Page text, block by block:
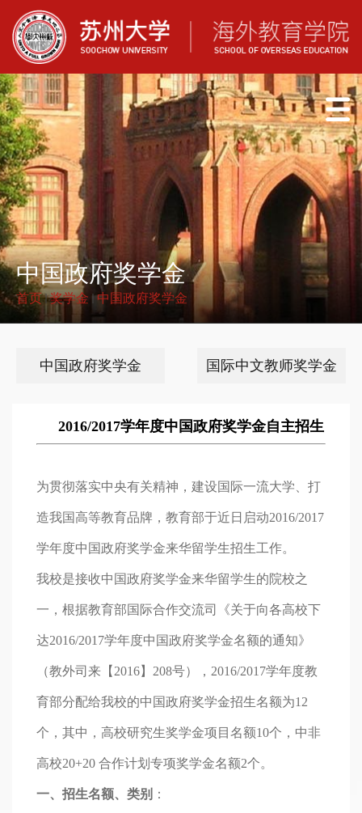
中国政府奖学金
首页 奖学金 中国政府奖学金
中国政府奖学金 国际中文教师奖学金
2016/2017学年度中国政府奖学金自主招生
为贯彻落实中央有关精神，建设国际一流大学、打
造我国高等教育品牌，教育部于近日启动2016/2017
学年度中国政府奖学金来华留学生招生工作。
我校是接收中国政府奖学金来华留学生的院校之
一，根据教育部国际合作交流司《关于向各高校下
达2016/2017学年度中国政府奖学金名额的通知》
（教外司来【2016】208号），2016/2017学年度教
育部分配给我校的中国政府奖学金招生名额为12
个，其中，高校研究生奖学金项目名额10个，中非
高校20+20 合作计划专项奖学金名额2个。
一、招生名额、类别 ：